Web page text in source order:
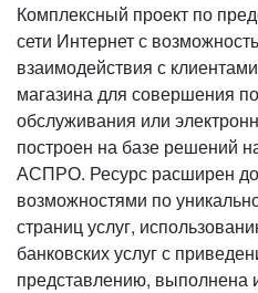
Комплексный проект по
сети Интернет с
взаимодействия с
магазина для совершения
обслуживания или
построен на базе решений
АСПРО. Ресурс расширен
возможностями по
страниц услуг,
банковских услуг с
представлению, выполнена